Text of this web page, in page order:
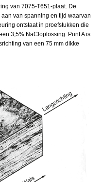
van 7075-T651-plaat. De
van spanning en tijd waarvan
ontstaat in proefstukken die
3,5% NaCloplossing. Punt A is
van een 75 mm dikke